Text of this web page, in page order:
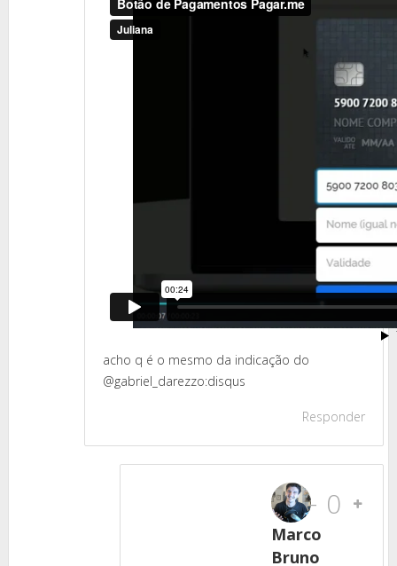
acho q é o mesmo da indicação do
@gabriel_darezzo:disqus
Responder
Marco
Bruno
- 0